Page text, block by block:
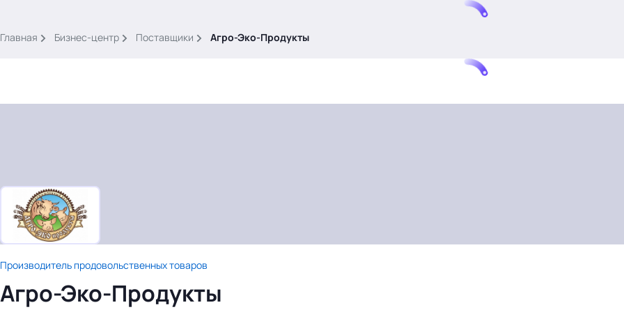
Войти
картина дня
темы
материалы
видео
события
Главная Бизнес-центр Поставщики Агро-Эко-Продукты
Производитель продовольственных товаров
Агро-Эко-Продукты